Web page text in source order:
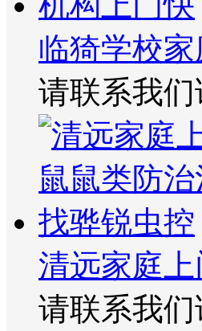
临猗学校
请联系我们
清远家庭
请联系我们